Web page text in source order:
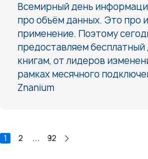
Всемирный день
про объём данных. Это про
применение. Поэтому
предоставляем бесплатный
книгам, от лидеров
рамках месячного
Znanium
1 2 ... 92